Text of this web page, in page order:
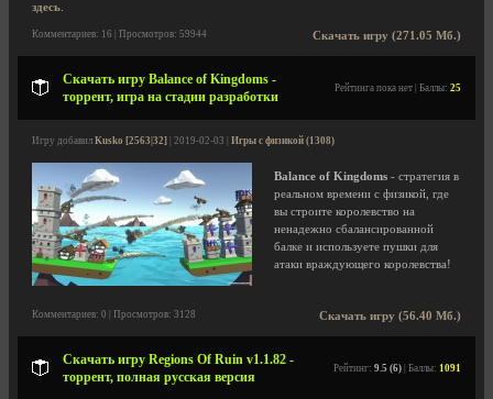
здесь
Скачать игру (271.05 Мб.)
Комментариев: 16 | Просмотров: 59944
Скачать игру Balance of Kingdoms -
торрент, игра на стадии разработки
Рейтинга пока нет | Баллы: 25
Игру добавил Kusko [2563|32] | 2019-02-03 | Игры с физикой (1308)
Balance of Kingdoms - стратегия в
реальном времени с физикой, где
вы строите королевство на
ненадежно сбалансированной
балке и используете пушки для
атаки враждующего королевства!
Скачать игру (56.40 Мб.)
Комментариев: 0 | Просмотров: 3128
Скачать игру Regions Of Ruin v1.1.82 -
торрент, полная русская версия
Рейтинг: 9.5 (6) | Баллы: 1091